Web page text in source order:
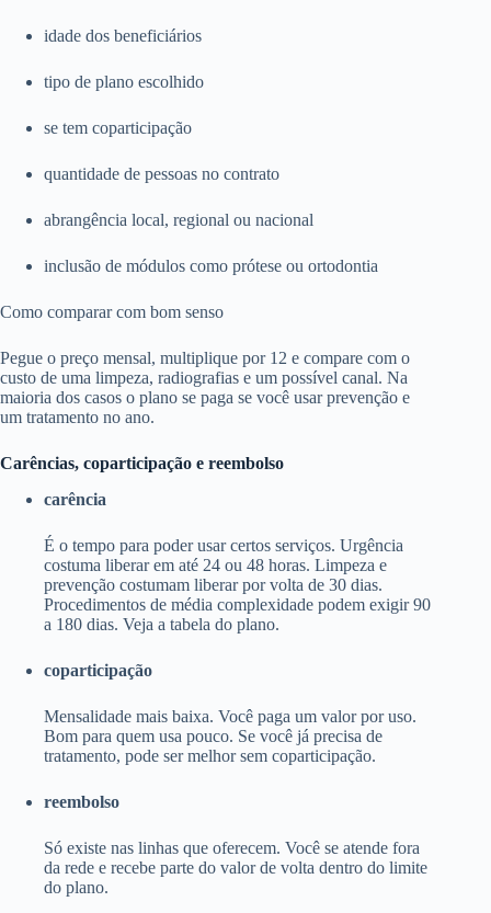
idade dos beneficiários
tipo de plano escolhido
se tem coparticipação
quantidade de pessoas no contrato
abrangência local, regional ou nacional
inclusão de módulos como prótese ou ortodontia
Como comparar com bom senso
Pegue o preço mensal, multiplique por 12 e compare com o
custo de uma limpeza, radiografias e um possível canal. Na
maioria dos casos o plano se paga se você usar prevenção e
um tratamento no ano.
Carências, coparticipação e reembolso
carência
É o tempo para poder usar certos serviços. Urgência
costuma liberar em até 24 ou 48 horas. Limpeza e
prevenção costumam liberar por volta de 30 dias.
Procedimentos de média complexidade podem exigir 90
a 180 dias. Veja a tabela do plano.
coparticipação
Mensalidade mais baixa. Você paga um valor por uso.
Bom para quem usa pouco. Se você já precisa de
tratamento, pode ser melhor sem coparticipação.
reembolso
Só existe nas linhas que oferecem. Você se atende fora
da rede e recebe parte do valor de volta dentro do limite
do plano.